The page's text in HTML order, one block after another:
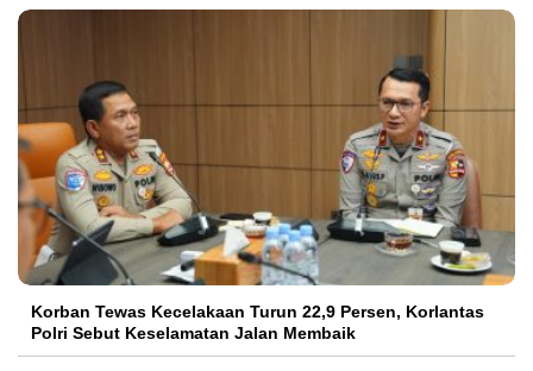
Korban Tewas Kecelakaan Turun 22,9 Persen, Korlantas
Polri Sebut Keselamatan Jalan Membaik